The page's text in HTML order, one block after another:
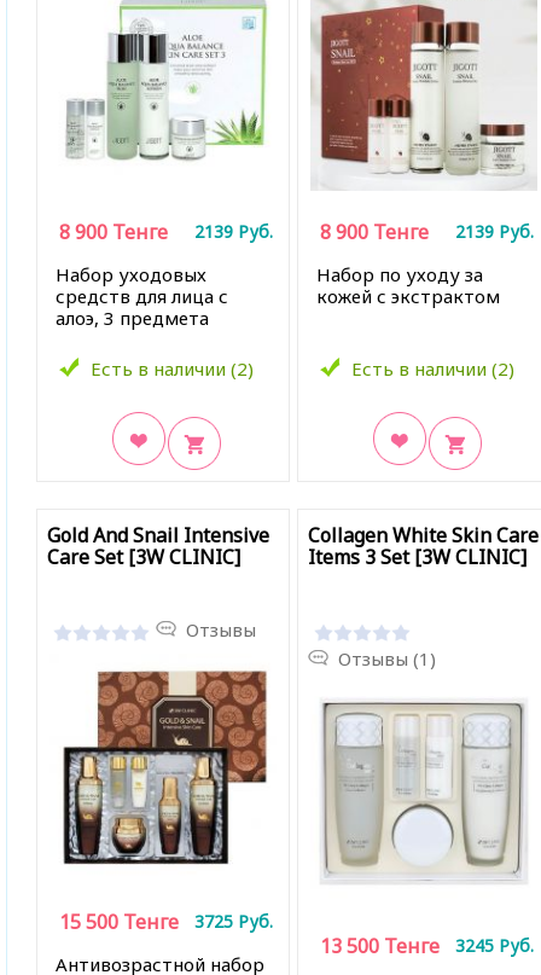
Набор уходовых
средств для лица с
алоэ, 3 предмета
Есть в наличии (2)
8 900 Тенге 2139 Руб.
Набор по уходу за
кожей с экстрактом
Есть в наличии (2)
8 900 Тенге 2139 Руб.
Gold And Snail Intensive
Care Set [3W CLINIC]
Отзывы
Антивозрастной набор
15 500 Тенге 3725 Руб.
Collagen White Skin Care
Items 3 Set [3W CLINIC]
Отзывы (1)
13 500 Тенге 3245 Руб.